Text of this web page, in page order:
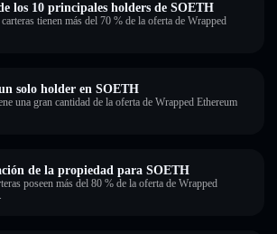
los 10 principales holders de SOETH
tienen más del 70 % de la oferta de Wrapped
solo holder en SOETH
una gran cantidad de la oferta de Wrapped Ethereum
de la propiedad para SOETH
poseen más del 80 % de la oferta de Wrapped